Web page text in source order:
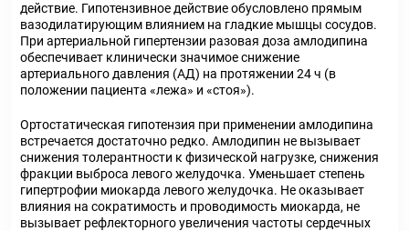
действие. Гипотензивное действие обусловлено прямым
вазодилатирующим влиянием на гладкие мышцы сосудов.
При артериальной гипертензии разовая доза амлодипина
обеспечивает клинически значимое снижение
артериального давления (АД) на протяжении 24 ч (в
положении пациента «лежа» и «стоя»).
Ортостатическая гипотензия при применении амлодипина
встречается достаточно редко. Амлодипин не вызывает
снижения толерантности к физической нагрузке, снижения
фракции выброса левого желудочка. Уменьшает степень
гипертрофии миокарда левого желудочка. Не оказывает
влияния на сократимость и проводимость миокарда, не
вызывает рефлекторного увеличения частоты сердечных